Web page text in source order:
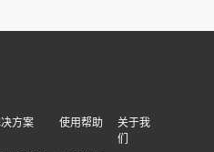
方案 使用帮助
关于我
们